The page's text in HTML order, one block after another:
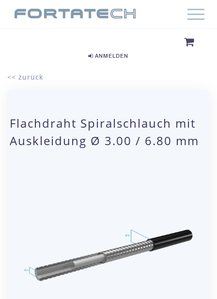
ANMELDEN
<< zurück
Flachdraht Spiralschlauch mit
Auskleidung Ø 3.00 / 6.80 mm